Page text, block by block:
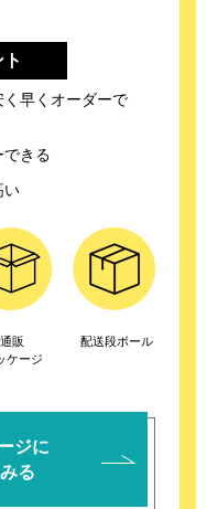
早くオーダーで
できる
い
通販
ケージ
配送段ボール
ジに
る